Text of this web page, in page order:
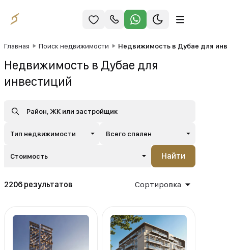
Главная Поиск недвижимости Недвижимость в Дубае для
Недвижимость в Дубае для
инвестиций
Тип недвижимости Всего спален
Стоимость Найти
2206 результатов Сортировка